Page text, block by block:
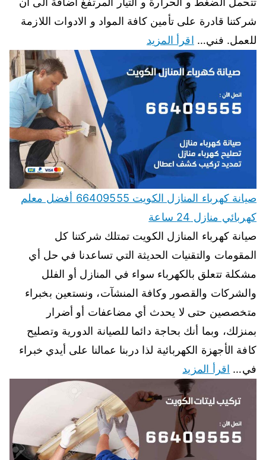
شركتنا قادرة على تأمين كافة المواد و الادوات اللازمة
للعمل. فني… اقرأ المزيد
صيانة كهرباء المنازل الكويت 66409555 أفضل معلم
كهربائي منازل 24 ساعة
صيانة كهرباء المنازل الكويت تمتلك شركتنا كل
المقومات والتقنيات الحديثة التي تساعدنا في حل أي
مشكلة تتعلق بالكهرباء سواء في المنازل أو الفلل
والشركات والقصور وكافة المنشآت، ونستعين بخبراء
متخصصين حتى لا يحدث أي مضاعفات أو أضرار
بمنزلك، وبما أنك بحاجة دائما للصيانة الدورية وتصليح
كافة الأجهزة الكهربائية لذا دربنا عمالنا على أيدي خبراء
في… اقرأ المزيد